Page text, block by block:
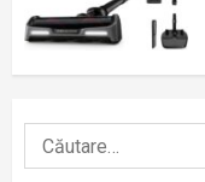
Caută
după: